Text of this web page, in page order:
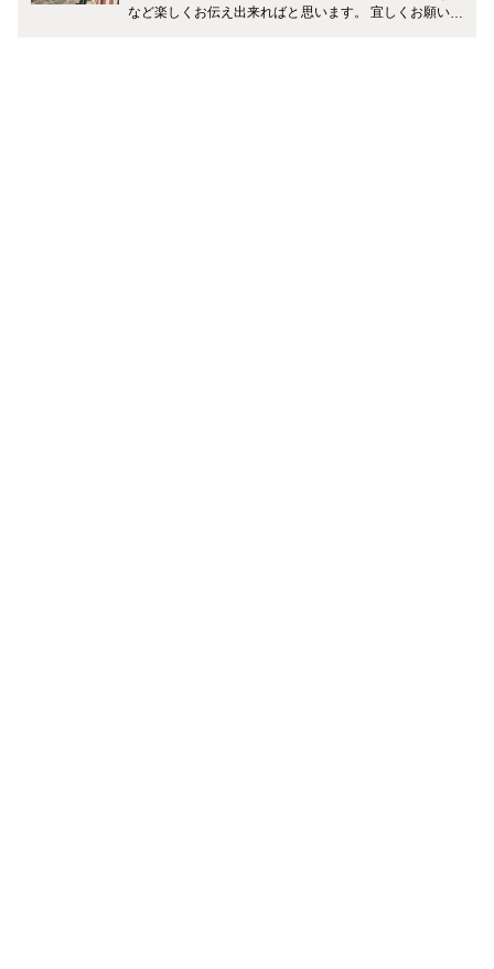
など楽しくお伝え出来ればと思います。 宜しくお願いい